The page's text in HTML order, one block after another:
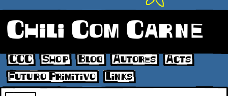
Chili Com Carne
CCC Shop Blog Autores
Acts
Futuro Primitivo
Links